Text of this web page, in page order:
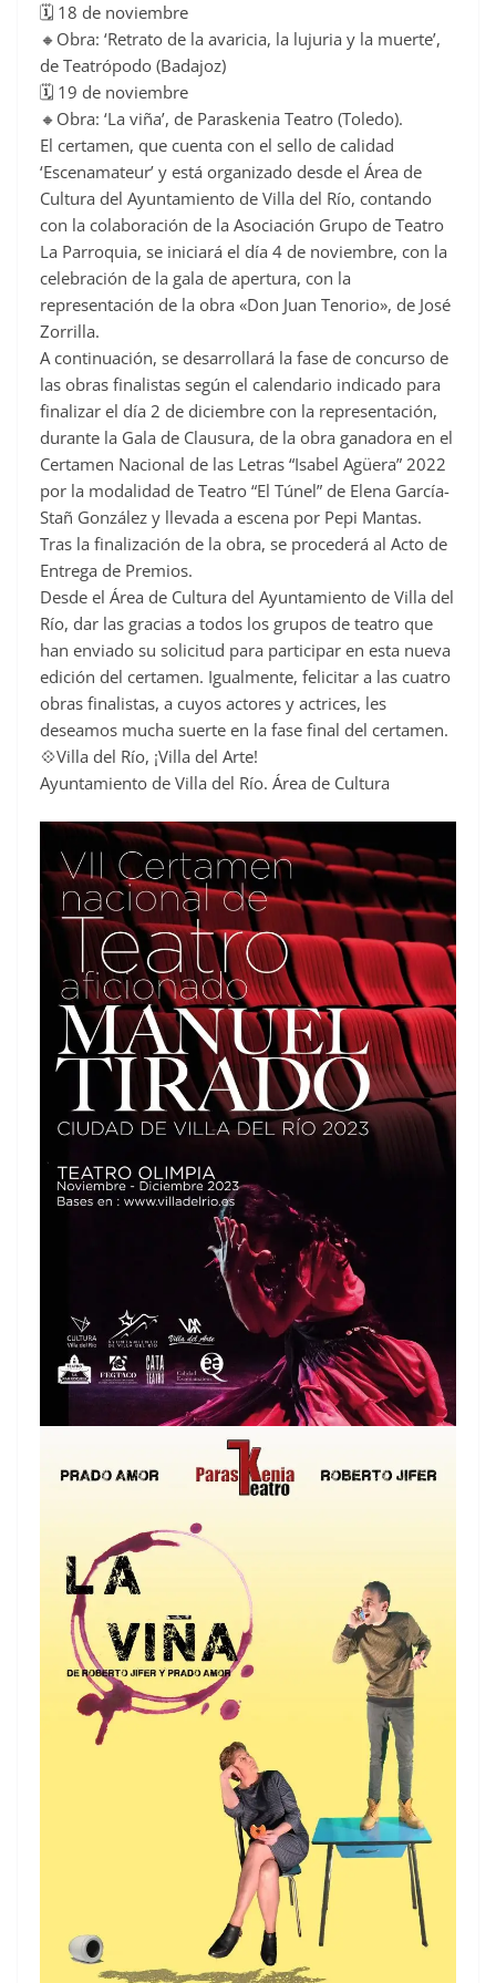
🗓️ 18 de noviembre
🔸Obra: ‘Retrato de la avaricia, la lujuria y la muerte’,
de Teatrópodo (Badajoz)
🗓️ 19 de noviembre
🔸Obra: ‘La viña’, de Paraskenia Teatro (Toledo).
El certamen, que cuenta con el sello de calidad
‘Escenamateur’ y está organizado desde el Área de
Cultura del Ayuntamiento de Villa del Río, contando
con la colaboración de la Asociación Grupo de Teatro
La Parroquia, se iniciará el día 4 de noviembre, con la
celebración de la gala de apertura, con la
representación de la obra «Don Juan Tenorio», de José
Zorrilla.
A continuación, se desarrollará la fase de concurso de
las obras finalistas según el calendario indicado para
finalizar el día 2 de diciembre con la representación,
durante la Gala de Clausura, de la obra ganadora en el
Certamen Nacional de las Letras “Isabel Agüera” 2022
por la modalidad de Teatro “El Túnel” de Elena García-
Stañ González y llevada a escena por Pepi Mantas.
Tras la finalización de la obra, se procederá al Acto de
Entrega de Premios.
Desde el Área de Cultura del Ayuntamiento de Villa del
Río, dar las gracias a todos los grupos de teatro que
han enviado su solicitud para participar en esta nueva
edición del certamen. Igualmente, felicitar a las cuatro
obras finalistas, a cuyos actores y actrices, les
deseamos mucha suerte en la fase final del certamen.
💠Villa del Río, ¡Villa del Arte!
Ayuntamiento de Villa del Río. Área de Cultura